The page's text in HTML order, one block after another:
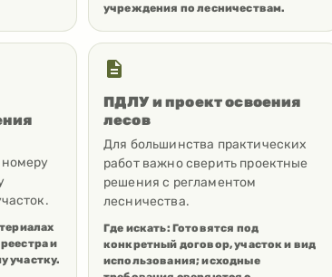
учреждения по лесничествам.
и
участку.
ПДЛУ и проект освоения
лесов
Для большинства практических
работ важно сверить проектные
решения с регламентом
лесничества.
Где искать: Готовятся под
конкретный договор, участок и вид
использования; исходные